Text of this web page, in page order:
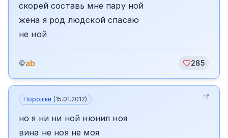
скорей составь мне пару ной
жена я род людской спасаю
не ной
©ab 285
Порошки (15.01.2012)
но я ни ни ной нюнил ноя
вина не ноя не моя